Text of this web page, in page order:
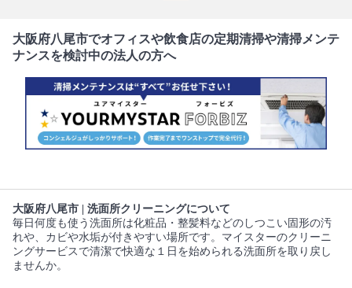
大阪府八尾市でオフィスや飲食店の定期清掃や清掃メンテ
ナンスを検討中の法人の方へ
大阪府八尾市 | 洗面所クリーニングについて
毎日何度も使う洗面所は化粧品・整髪料などのしつこい固形の汚
れや、カビや水垢が付きやすい場所です。マイスターのクリーニ
ングサービスで清潔で快適な１日を始められる洗面所を取り戻し
ませんか。